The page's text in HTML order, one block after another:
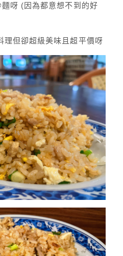
呀 (因為都意想不到的好
理但卻超級美味且超平價呀